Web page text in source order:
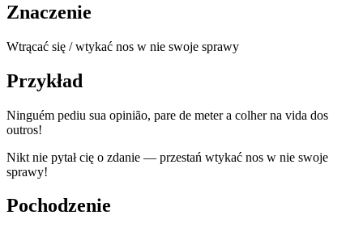
Znaczenie
Wtrącać się / wtykać nos w nie swoje sprawy
Przykład
Ninguém pediu sua opinião, pare de meter a colher na vida dos
outros!
Nikt nie pytał cię o zdanie — przestań wtykać nos w nie swoje
sprawy!
Pochodzenie